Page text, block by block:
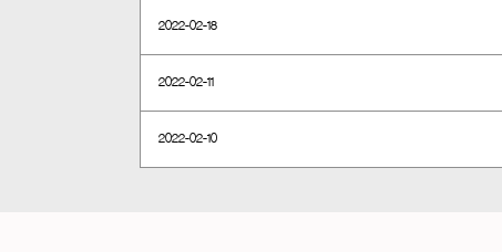
2022-02-18
2022-02-11
2022-02-10